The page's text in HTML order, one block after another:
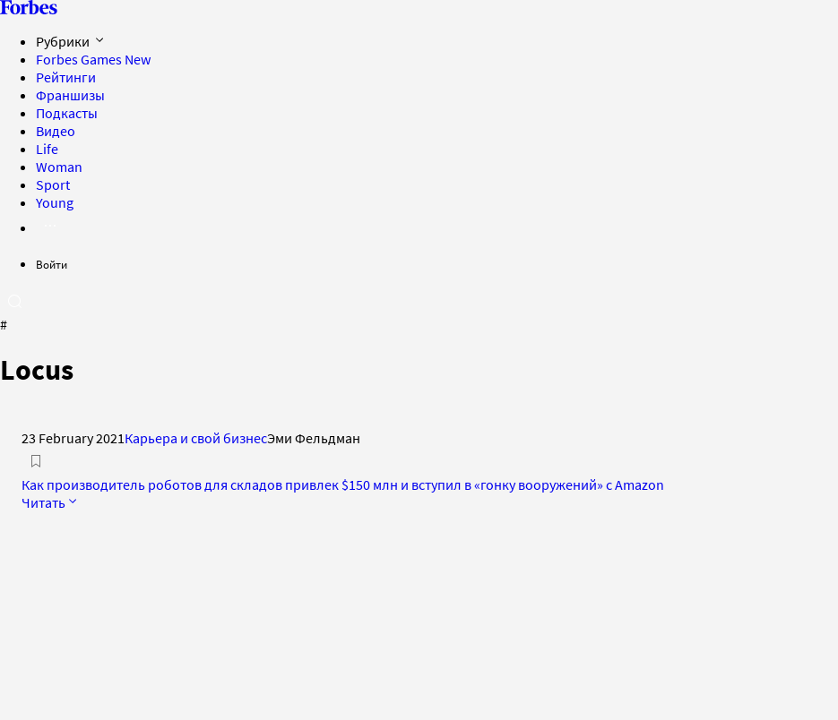
Рубрики
Forbes Games New
Рейтинги
Франшизы
Подкасты
Видео
Life
Woman
Sport
Young
Войти
#
Locus
23 February 2021 Карьера и свой бизнесЭми Фельдман
Как производитель роботов для складов привлек $150 млн и вступил в «гонку вооружений» с Amazon
Читать